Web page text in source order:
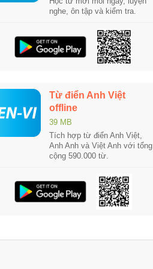
nghe, ôn tập và kiểm tra.
Từ điển Anh Việt
offline
39 MB
Tích hợp từ điển Anh Việt,
Anh Anh và Việt Anh với tổng
cộng 590.000 từ.